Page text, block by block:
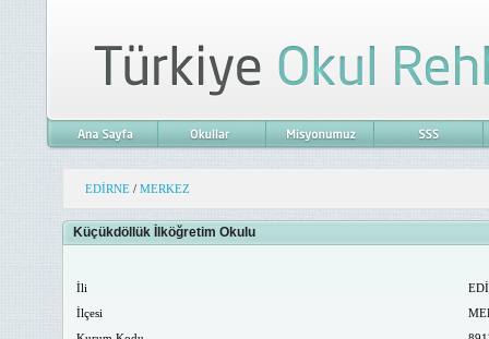
EDİRNE / MERKEZ
Küçükdöllük İlköğretim Okulu
İli
İlçesi